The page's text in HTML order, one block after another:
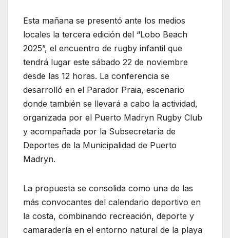
Esta mañana se presentó ante los medios
locales la tercera edición del “Lobo Beach
2025”, el encuentro de rugby infantil que
tendrá lugar este sábado 22 de noviembre
desde las 12 horas. La conferencia se
desarrolló en el Parador Praia, escenario
donde también se llevará a cabo la actividad,
organizada por el Puerto Madryn Rugby Club
y acompañada por la Subsecretaría de
Deportes de la Municipalidad de Puerto
Madryn.
La propuesta se consolida como una de las
más convocantes del calendario deportivo en
la costa, combinando recreación, deporte y
camaradería en el entorno natural de la playa